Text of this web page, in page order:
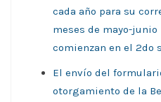
cada año para su
meses de mayo-
comienzan en el 2do
El envío del
otorgamiento de la